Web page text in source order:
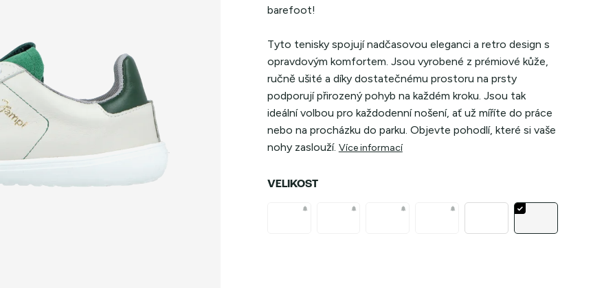
barefoot!
Tyto tenisky spojují nadčasovou eleganci a retro design s
opravdovým komfortem. Jsou vyrobené z prémiové kůže,
ručně ušité a díky dostatečnému prostoru na prsty
podporují přirozený pohyb na každém kroku. Jsou tak
ideální volbou pro každodenní nošení, ať už míříte do práce
nebo na procházku do parku. Objevte pohodlí, které si vaše
nohy zaslouží. Více informací
VELIKOST